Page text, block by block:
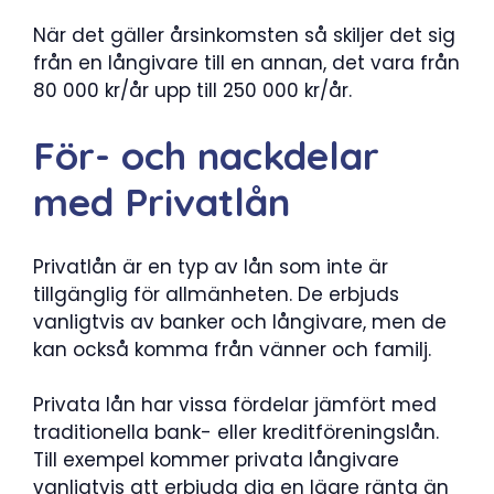
När det gäller årsinkomsten så skiljer det sig
från en långivare till en annan, det vara från
80 000 kr/år upp till 250 000 kr/år.
För- och nackdelar
med Privatlån
Privatlån är en typ av lån som inte är
tillgänglig för allmänheten. De erbjuds
vanligtvis av banker och långivare, men de
kan också komma från vänner och familj.
Privata lån har vissa fördelar jämfört med
traditionella bank- eller kreditföreningslån.
Till exempel kommer privata långivare
vanligtvis att erbjuda dig en lägre ränta än